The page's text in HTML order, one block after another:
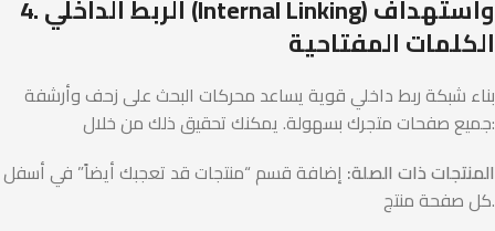
4. الربط الداخلي (Internal Linking) واستهداف
الكلمات المفتاحية
بناء شبكة ربط داخلي قوية يساعد محركات البحث على زحف وأرشفة
جميع صفحات متجرك بسهولة. يمكنك تحقيق ذلك من خلال:
المنتجات ذات الصلة: إضافة قسم “منتجات قد تعجبك أيضاً” في أسفل
كل صفحة منتج.